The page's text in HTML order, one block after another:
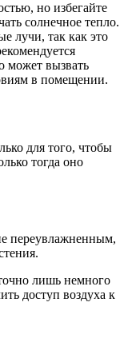
но избегайте
солнечное тепло.
лучи, так как это
может вызвать
в помещении.
для того, чтобы
тогда оно
переувлажненным,
лишь немного
доступ воздуха к